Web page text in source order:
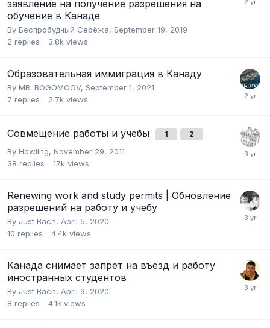
заявление на получение разрешения на
обучение в Канаде
By Беcпробудный Серёжа, September 19, 2019
2 replies 3.8k views
Образовательная иммиграция в Канаду
By MR. BOGOMOOV, September 1, 2021
7 replies 2.7k views
Совмещение работы и учебы 1 2
By Howling, November 29, 2011
38 replies 17k views
Renewing work and study permits | Обновление
разрешений на работу и учебу
By Just Bach, April 5, 2020
10 replies 4.4k views
Канада снимает запрет на въезд и работу
иностранных студентов
By Just Bach, April 9, 2020
8 replies 4.1k views